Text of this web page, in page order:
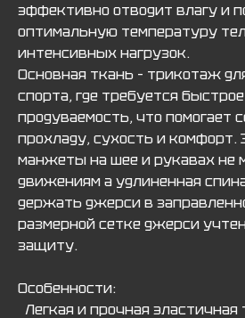
эффективно отводит влагу и
оптимальную температуру
интенсивных нагрузок.
Основная ткань – трикотаж
спорта, где требуется
продуваемость, что помогает
прохладу, сухость и комфорт.
манжеты на шее и рукавах не
движениям а удлиненная
держать джерси в
размерной сетке джерси
защиту.
Особенности:
Легкая и прочная